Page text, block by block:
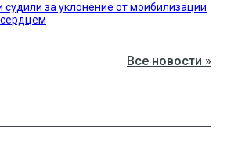
судили за уклонение от моибилизации
Все новости »